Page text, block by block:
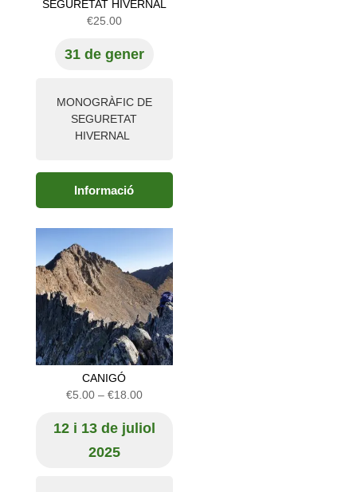
SEGURETAT HIVERNAL
€25.00
31 de gener
MONOGRÀFIC DE
SEGURETAT
HIVERNAL
Informació
CANIGÓ
€5.00 – €18.00Interval
preus:
12 i 13 de juliol
2025